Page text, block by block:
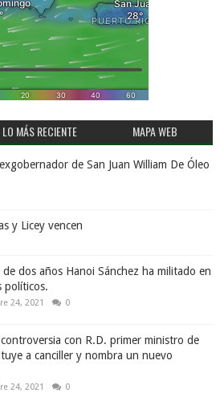
LO MÁS RECIENTE MAPA WEB
de San Juan William De Óleo
y Licey vencen
de dos años Hanoi Sánchez ha militado en
políticos.
24, 2021 0
con R.D. primer ministro de
a canciller y nombra un nuevo
24, 2021 0